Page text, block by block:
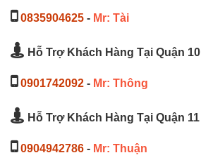
0835904625 - Mr: Tài
Hỗ Trợ Khách Hàng Tại Quận 10
0901742092 - Mr: Thông
Hỗ Trợ Khách Hàng Tại Quận 11
0904942786 - Mr: Thuận